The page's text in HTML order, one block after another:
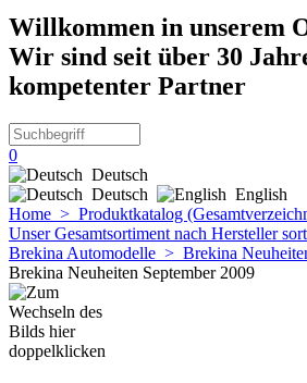
Willkommen in unserem
Wir sind seit über 30
kompetenter Partner
0
Deutsch
Deutsch
English
Home > Produktkatalog
Unser Gesamtsortiment nach Hersteller
Brekina Automodelle > Brekina
Brekina Neuheiten September 2009